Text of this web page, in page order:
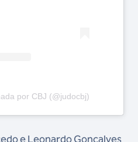
por CBJ (@judocbj)
e Leonardo Gonçalves